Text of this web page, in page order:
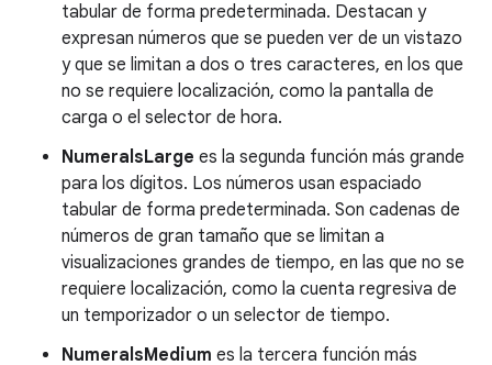
tabular de forma predeterminada. Destacan y
expresan números que se pueden ver de un vistazo
y que se limitan a dos o tres caracteres, en los que
no se requiere localización, como la pantalla de
carga o el selector de hora.
NumeralsLarge es la segunda función más grande
para los dígitos. Los números usan espaciado
tabular de forma predeterminada. Son cadenas de
números de gran tamaño que se limitan a
visualizaciones grandes de tiempo, en las que no se
requiere localización, como la cuenta regresiva de
un temporizador o un selector de tiempo.
NumeralsMedium es la tercera función más